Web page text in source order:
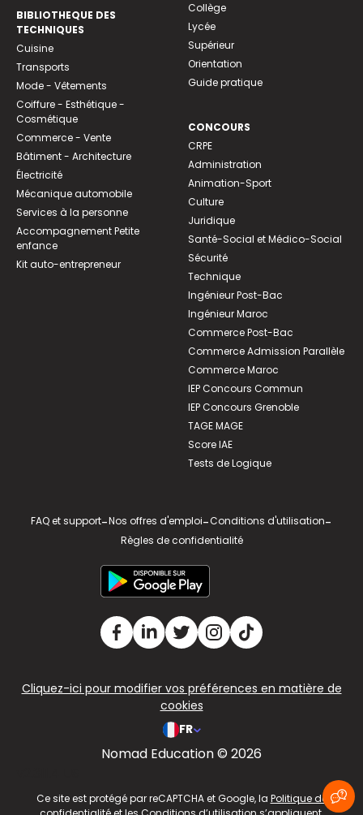
BIBLIOTHEQUE DES
TECHNIQUES
Cuisine
Transports
Mode - Vêtements
Coiffure - Esthétique -
Cosmétique
Commerce - Vente
Bâtiment - Architecture
Électricité
Mécanique automobile
Services à la personne
Accompagnement Petite
enfance
Kit auto-entrepreneur
Collège
Lycée
Supérieur
Orientation
Guide pratique
CONCOURS
CRPE
Administration
Animation-Sport
Culture
Juridique
Santé-Social et Médico-Social
Sécurité
Technique
Ingénieur Post-Bac
Ingénieur Maroc
Commerce Post-Bac
Commerce Admission Parallèle
Commerce Maroc
IEP Concours Commun
IEP Concours Grenoble
TAGE MAGE
Score IAE
Tests de Logique
FAQ et support-Nos offres d'emploi-Conditions d'utilisation-
Règles de confidentialité
Cliquez-ici pour modifier vos préférences en matière de
cookies
FR
Nomad Education © 2026
Ce site est protégé par reCAPTCHA et Google, la Politique de